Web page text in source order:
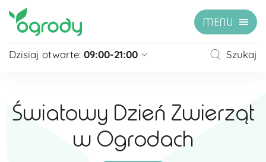
MENU
Dzisiaj otwarte: 09:00-21:00
Niedziela
zamknięte
Niedziela handlowa
10:00 - 20:00
zobacz więcej »
Szukaj
Światowy Dzień Zwierząt
w Ogrodach